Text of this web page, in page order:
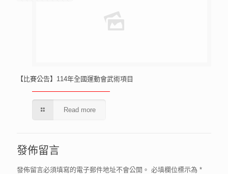
【比賽公告】114年全國運動會武術項目
Read more
發佈留言
發佈留言必須填寫的電子郵件地址不會公開。 必填欄位標示為 *